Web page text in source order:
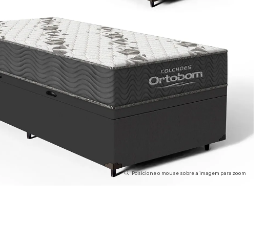
Posicione o mouse sobre a imagem para zoom